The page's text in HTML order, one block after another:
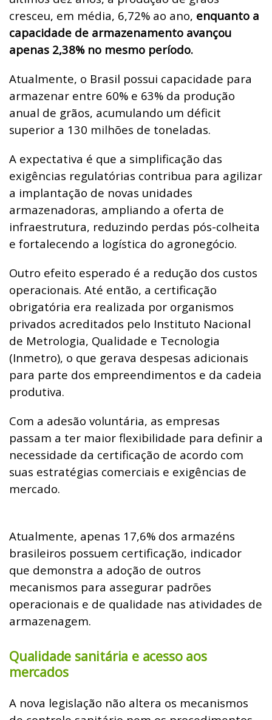
cresceu, em média, 6,72% ao ano, enquanto a
capacidade de armazenamento avançou
apenas 2,38% no mesmo período.
Atualmente, o Brasil possui capacidade para
armazenar entre 60% e 63% da produção
anual de grãos, acumulando um déficit
superior a 130 milhões de toneladas.
A expectativa é que a simplificação das
exigências regulatórias contribua para agilizar
a implantação de novas unidades
armazenadoras, ampliando a oferta de
infraestrutura, reduzindo perdas pós-colheita
e fortalecendo a logística do agronegócio.
Outro efeito esperado é a redução dos custos
operacionais. Até então, a certificação
obrigatória era realizada por organismos
privados acreditados pelo Instituto Nacional
de Metrologia, Qualidade e Tecnologia
(Inmetro), o que gerava despesas adicionais
para parte dos empreendimentos e da cadeia
produtiva.
Com a adesão voluntária, as empresas
passam a ter maior flexibilidade para definir a
necessidade da certificação de acordo com
suas estratégias comerciais e exigências de
mercado.
Atualmente, apenas 17,6% dos armazéns
brasileiros possuem certificação, indicador
que demonstra a adoção de outros
mecanismos para assegurar padrões
operacionais e de qualidade nas atividades de
armazenagem.
Qualidade sanitária e acesso aos
mercados
A nova legislação não altera os mecanismos